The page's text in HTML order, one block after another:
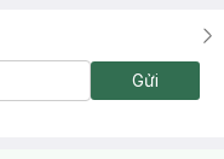
Gửi